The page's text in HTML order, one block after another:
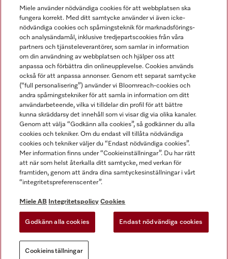
Miele AB
Allmänna villkor
Användarvillkor
Miele tillgänglighetsförklaring
Lagen om digitala tjänster
Miele på LinkedIn
Miele på Facebook
Miele på Instagram
Miele på Youtube
Miele använder nödvändiga cookies för att webbplatsen ska
fungera korrekt. Med ditt samtycke använder vi även icke-
nödvändiga cookies och spårningsteknik för marknadsförings-
och analysändamål, inklusive tredjepartscookies från våra
partners och tjänsteleverantörer, som samlar in information
om din användning av webbplatsen och hjälper oss att
anpassa och förbättra din onlineupplevelse. Cookies används
också för att anpassa annonser. Genom ett separat samtycke
(“full personalisering”) använder vi Bloomreach-cookies och
andra spårningstekniker för att samla in information om ditt
användarbeteende, vilka vi tilldelar din profil för att bättre
kunna skräddarsy det innehåll som vi visar dig via olika kanaler.
Genom att välja “Godkänn alla cookies”, så godkänner du alla
cookies och tekniker. Om du endast vill tillåta nödvändiga
cookies och tekniker väljer du “Endast nödvändiga cookies”.
Mer information finns under “Cookieinställningar”. Du har rätt
att när som helst återkalla ditt samtycke, med verkan för
framtiden, genom att ändra dina samtyckesinställningar i vårt
“integritetspreferenscenter”.
Miele AB Integritetspolicy Cookies
Godkänn alla cookies Endast nödvändiga cookies
Cookieinställningar